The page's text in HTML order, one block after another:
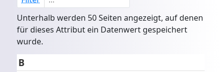
Unterhalb werden 50 Seiten angezeigt, auf denen
für dieses Attribut ein Datenwert gespeichert
wurde.
B